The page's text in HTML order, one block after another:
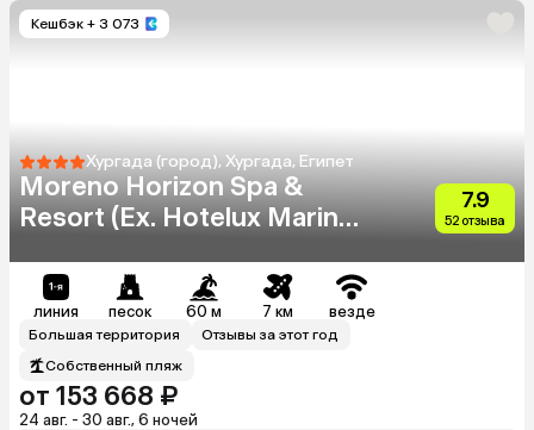
Кешбэк + 3 073
Хургада (город), Хургада, Египет
Moreno Horizon Spa &
Resort (Ex. Hotelux Marina
7.9
52 отзыва
линия песок 60 м 7 км везде
Большая территория
Отзывы за этот год
Собственный пляж
от 153 668 ₽
24 авг. - 30 авг., 6 ночей